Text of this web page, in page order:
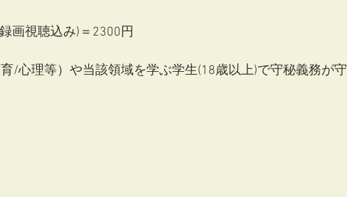
画視聴込み)＝2300円
/心理等）や当該領域を学ぶ学生(18歳以上)で守秘義務が守